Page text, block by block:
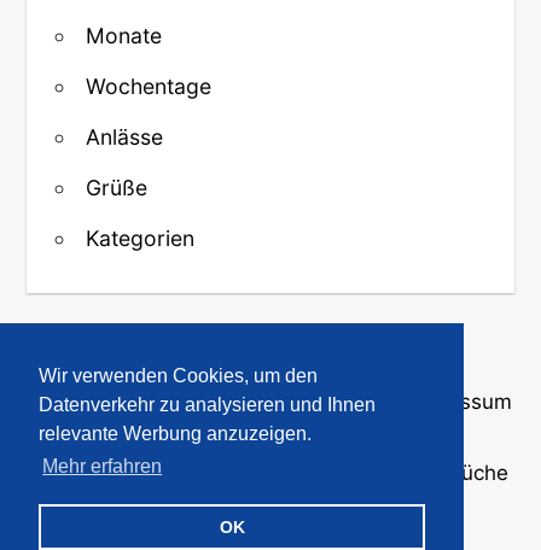
Wir verwenden Cookies, um den
Datenverkehr zu analysieren und Ihnen
relevante Werbung anzuzeigen.
Mehr erfahren
OK
Monate
Wochentage
Anlässe
Grüße
Kategorien
↑ Zurück zum Anfang
Über uns·Kontakt·Datenschutz Impressum
© 2008-2026
· Bilder und Sprüche
für WhatsApp und Profile